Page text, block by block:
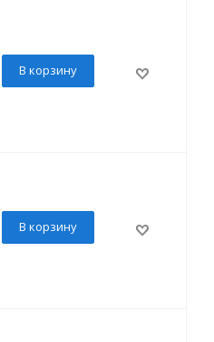
В корзину
В корзину